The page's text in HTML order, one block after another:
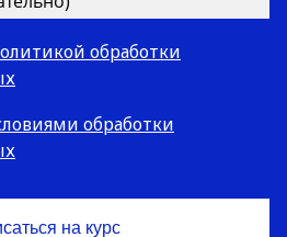
обработки
обработки